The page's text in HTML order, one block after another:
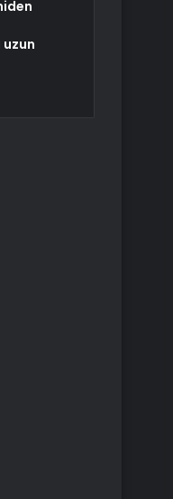
uzun